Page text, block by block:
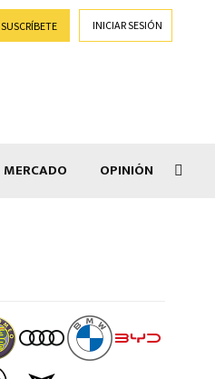
SUSCRÍBETE INICIAR SESIÓN
MERCADO OPINIÓN